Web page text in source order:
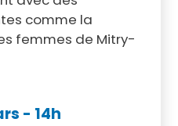
comme la
femmes de Mitry-
- 14h